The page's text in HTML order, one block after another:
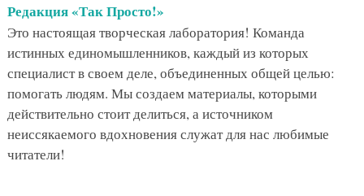
Редакция «Так Просто!»
Это настоящая творческая лаборатория! Команда
истинных единомышленников, каждый из которых
специалист в своем деле, объединенных общей целью:
помогать людям. Мы создаем материалы, которыми
действительно стоит делиться, а источником
неиссякаемого вдохновения служат для нас любимые
читатели!